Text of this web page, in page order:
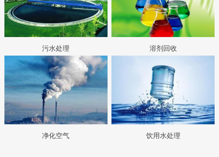
污水处理 溶剂回收
净化空气 饮用水处理